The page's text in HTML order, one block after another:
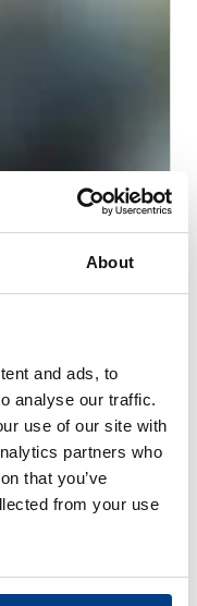
About
and ads, to
analyse our traffic.
use of our site with
partners who
that you’ve
from your use
장 확대와 생